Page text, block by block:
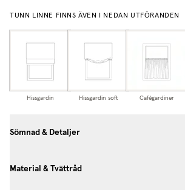
TUNN LINNE FINNS ÄVEN I NEDAN UTFÖRANDEN
Hissgardin Hissgardin soft Cafégardiner
Sömnad & Detaljer
Material & Tvättråd